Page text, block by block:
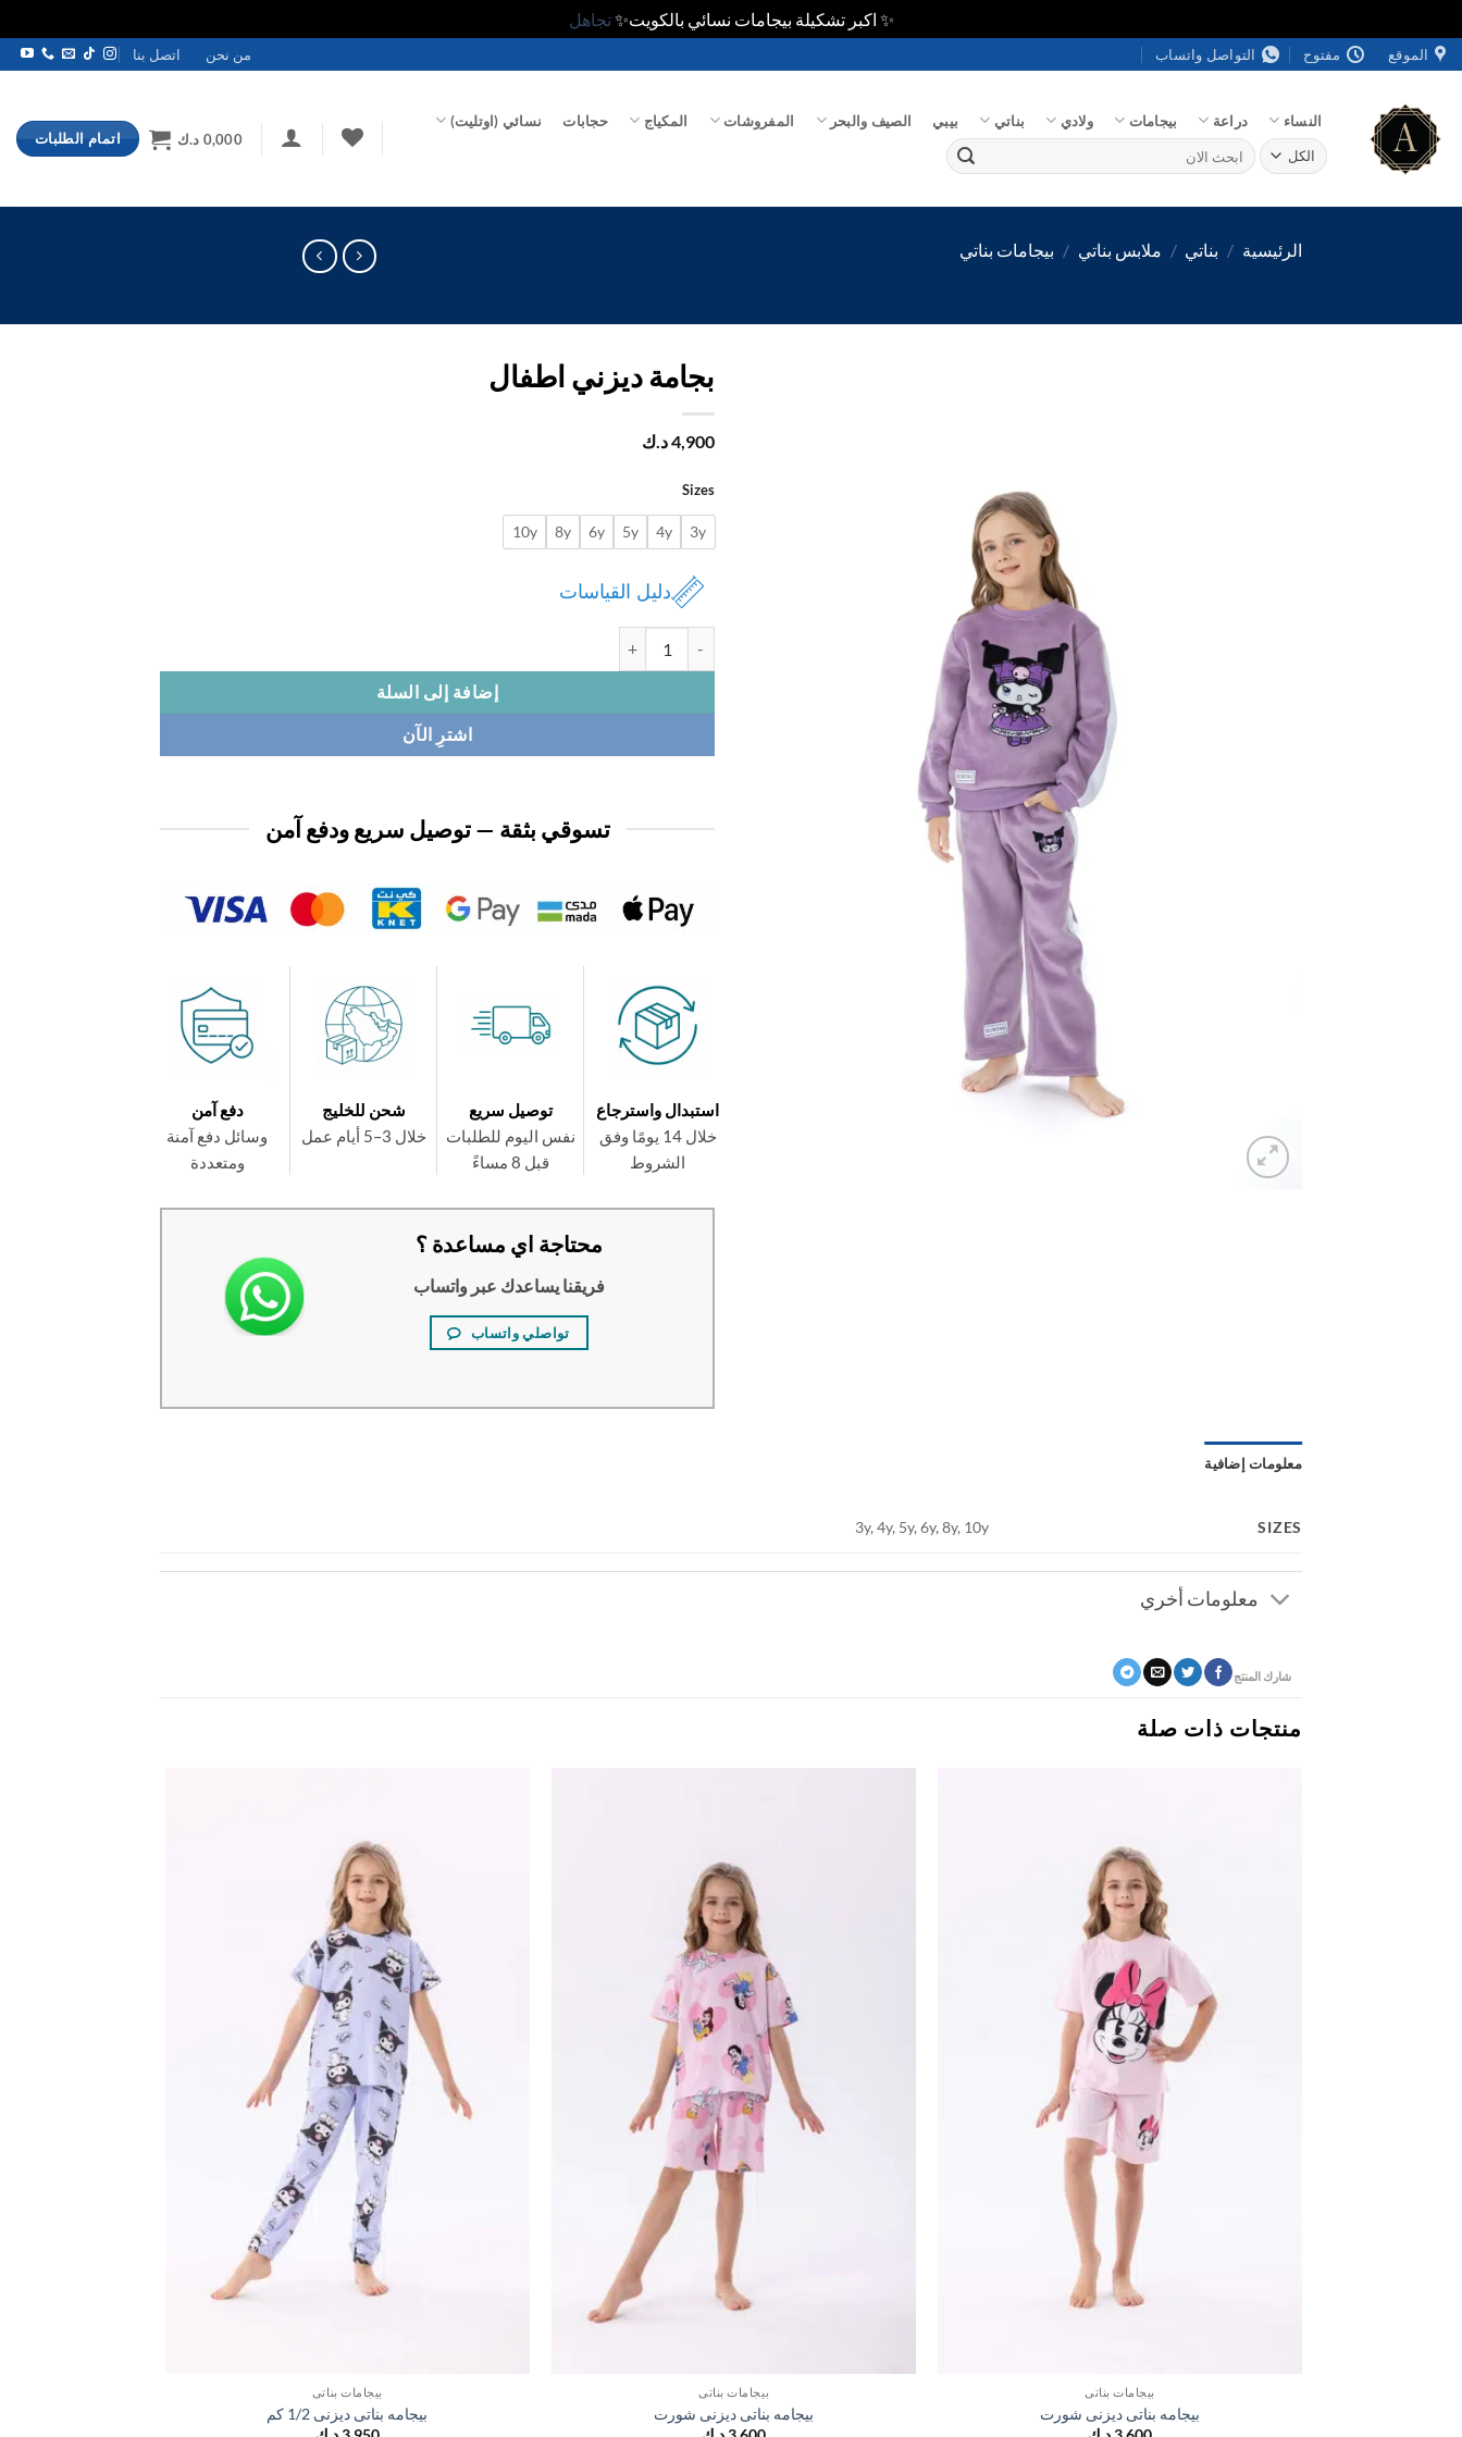
✨ اكبر تشكيلة بيجامات نسائي بالكويت✨تجاهل
تخطي
للمحتوى
الموقع مفتوح التواصل واتساب من نحن اتصل بنا
النساء دراعة بيجامات ولادي بناتي بيبي الصيف والبحر المفروشات المكياج حجابات نسائي (اوتليت)
البحث
عن:
0,000 د.ك اتمام الطلبات
الرئيسية / بناتي / ملابس بناتي / بيجامات بناتي
بجامة ديزني اطفال
4,900د.ك
Sizes
3y
4y
5y
6y
8y
10y
دليل القياسات
إضافة إلى السلة
اشترِ الآن
تسوقي بثقة — توصيل سريع ودفع آمن
استبدال واسترجاع
خلال 14 يومًا وفق
الشروط
توصيل سريع
نفس اليوم للطلبات
قبل 8 مساءً
شحن للخليج
خلال 3–5 أيام عمل
دفع آمن
وسائل دفع آمنة
ومتعددة
محتاجة اي مساعدة ؟
فريقنا يساعدك عبر واتساب
تواصلي واتساب
معلومات إضافية
SIZES
3y, 4y, 5y, 6y, 8y, 10y
معلومات أخري
شارك المنتج
منتجات ذات صلة
بيجامات بناتي
بيجامه بناتى ديزنى شورت
بيجامات بناتي
بيجامه بناتى ديزنى شورت
بيجامات بناتي
بيجامه بناتى ديزنى 1/2 كم